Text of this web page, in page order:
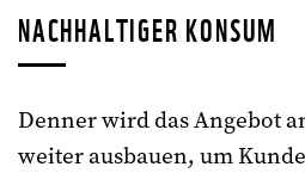
NACHHALTIGER KONSUM
Denner wird das Angebot
weiter ausbauen, um